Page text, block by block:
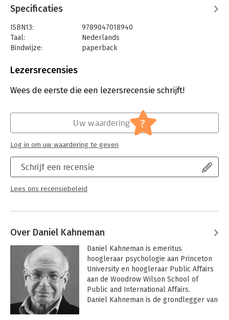
Specificaties
ISBN13:
9789047018940
Taal:
Nederlands
Bindwijze:
paperback
Uitgever:
Verschijningsdatum:
2-7-2026
Lezersrecensies
Wees de eerste die een lezersrecensie schrijft!
Schrijf een recensie
Lees ons recensiebeleid
Uw waardering ?
Log in om uw waardering te geven
Over Daniel Kahneman
Daniel Kahneman is emeritus
hoogleraar psychologie aan Princeton
University en hoogleraar Public Affairs
aan de Woodrow Wilson School of
Public and International Affairs.
Daniel Kahneman is de grondlegger van